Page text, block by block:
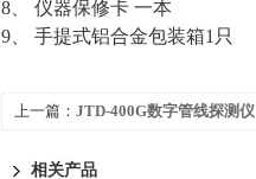
8、 仪器保修卡 一本
9、 手提式铝合金包装箱1只
上一篇： JTD-400G数字管线探测仪
相关产品